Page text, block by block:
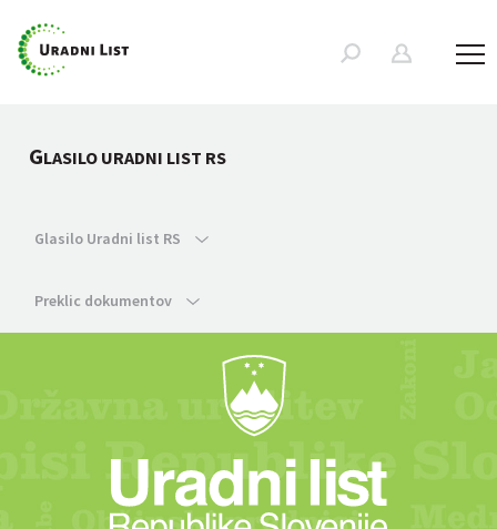
GLASILO URADNI LIST RS
Glasilo Uradni list RS
Preklic dokumentov